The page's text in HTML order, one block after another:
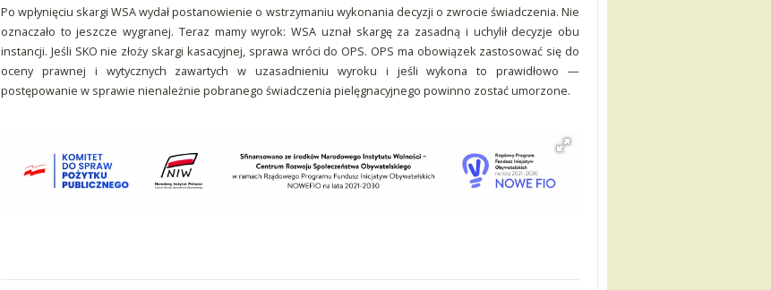
Po wpłynięciu skargi WSA wydał postanowienie o wstrzymaniu wykonania decyzji o zwrocie świadczenia. Nie
oznaczało to jeszcze wygranej. Teraz mamy wyrok: WSA uznał skargę za zasadną i uchylił decyzje obu
instancji. Jeśli SKO nie złoży skargi kasacyjnej, sprawa wróci do OPS. OPS ma obowiązek zastosować się do
oceny prawnej i wytycznych zawartych w uzasadnieniu wyroku i jeśli wykona to prawidłowo —
postępowanie w sprawie nienależnie pobranego świadczenia pielęgnacyjnego powinno zostać umorzone.